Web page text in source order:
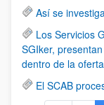
Así se
Los Servicios
SGIker,
dentro de la
El SCAB